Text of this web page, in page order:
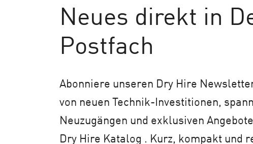
Neues direkt in
Postfach
Abonniere unseren Dry Hire
von neuen Technik-Investitionen,
Neuzugängen und exklusiven
Dry Hire Katalog . Kurz, kompakt und